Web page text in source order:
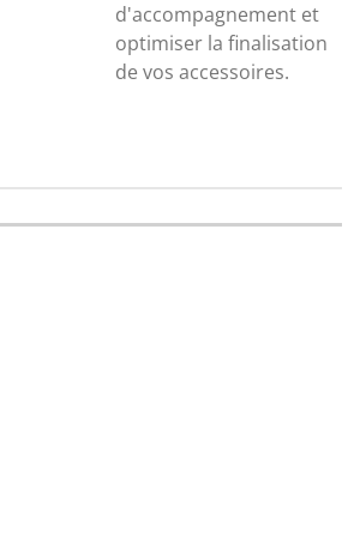
d'accompagnement et
optimiser la finalisation
de vos accessoires.